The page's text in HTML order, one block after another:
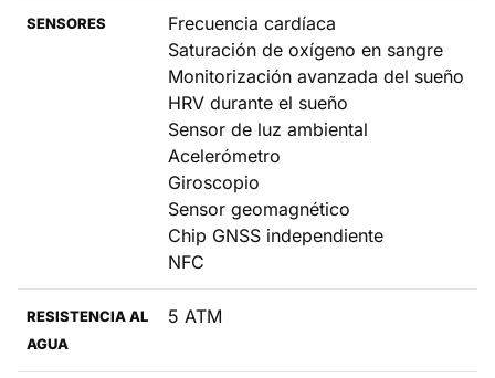
SENSORES
Frecuencia cardíaca
Saturación de oxígeno en sangre
Monitorización avanzada del sueño
HRV durante el sueño
Sensor de luz ambiental
Acelerómetro
Giroscopio
Sensor geomagnético
Chip GNSS independiente
NFC
RESISTENCIA AL
AGUA
5 ATM